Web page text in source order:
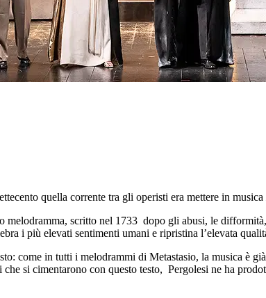
quella corrente tra gli operisti era mettere in musica
melodramma, scritto nel 1733 dopo gli abusi, le
i più elevati sentimenti umani e ripristina l’elevata
come in tutti i melodrammi di Metastasio, la musica è
si cimentarono con questo testo, Pergolesi ne ha